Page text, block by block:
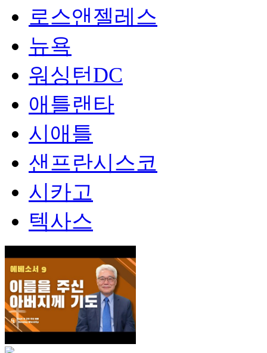
로스앤젤레스
뉴욕
워싱턴DC
애틀랜타
시애틀
샌프란시스코
시카고
텍사스